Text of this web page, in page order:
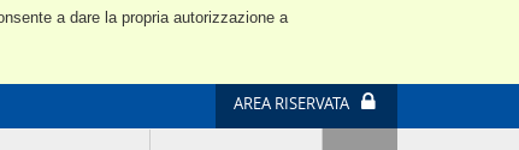
a dare la propria autorizzazione a
AREA RISERVATA